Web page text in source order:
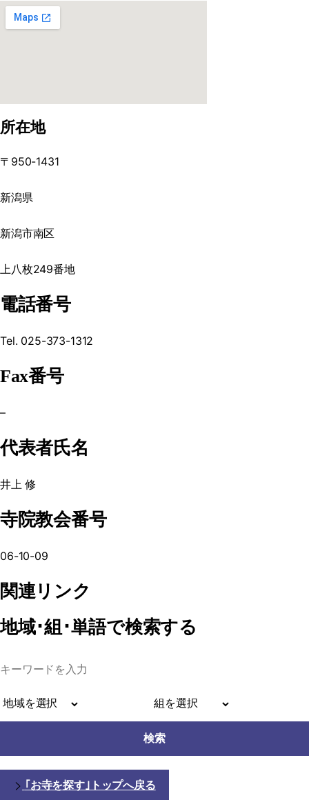
所在地
〒950-1431
新潟県
新潟市南区
上八枚249番地
電話番号
Tel. 025-373-1312
Fax番号
–
代表者氏名
井上 修
寺院教会番号
06-10-09
関連リンク
地域･組･単語で検索する
｢お寺を探す｣トップへ戻る